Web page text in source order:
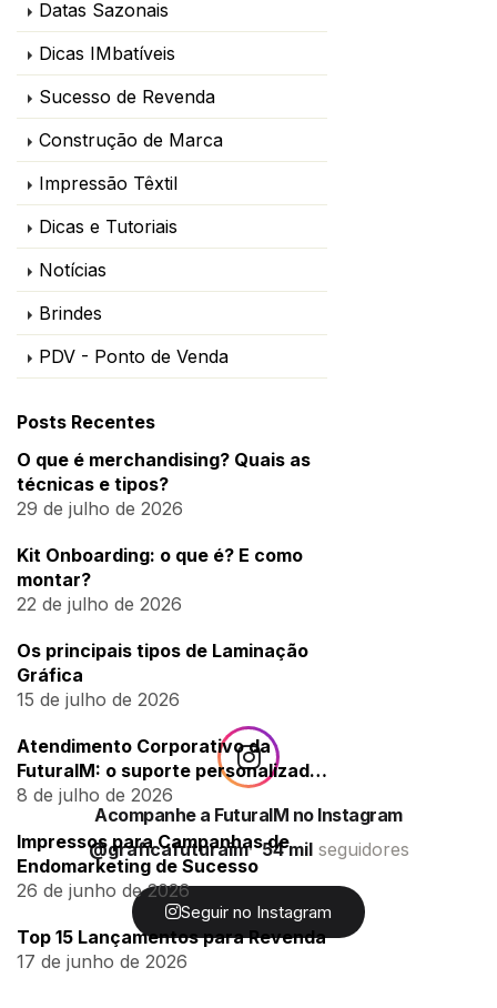
Datas Sazonais
Dicas IMbatíveis
Sucesso de Revenda
Construção de Marca
Impressão Têxtil
Dicas e Tutoriais
Notícias
Brindes
PDV - Ponto de Venda
Posts Recentes
O que é merchandising? Quais as
técnicas e tipos?
29 de julho de 2026
Kit Onboarding: o que é? E como
montar?
22 de julho de 2026
Os principais tipos de Laminação
Gráfica
15 de julho de 2026
Atendimento Corporativo da
FuturaIM: o suporte personalizado
para empresas
8 de julho de 2026
Impressos para Campanhas de
Endomarketing de Sucesso
26 de junho de 2026
Top 15 Lançamentos para Revenda
17 de junho de 2026
Acompanhe a FuturaIM no Instagram
@graficafuturaim 54 milseguidores
Seguir no Instagram